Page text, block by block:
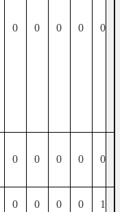
0 0 0 0 0
0 0 0 0 0
0 0 0 0 1